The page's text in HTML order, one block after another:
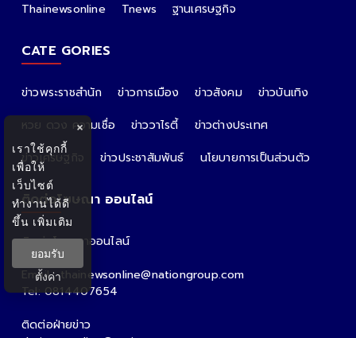
Thainewsonline
Tnews ฐานเศรษฐกิจ
CATE GORIES
ข่าวพระราชสำนัก ข่าวการเมือง ข่าวสังคม
ข่าวบันเทิง
หวย ดวง ความเชื่อ
ข่าววาไรตี้
ข่าวต่างประเทศ
ข่าวเศรษฐกิจ
ข่าวประชาสัมพันธ์ นโยบายการเป็นส่วนตัว
ติดต่อโฆษณา ออนไลน์
ติดต่อโฆษณาออนไลน์
คุณอ้อ
Email : thainewsonline@nationgroup.com
Tel: 0814407654
ติดต่อฝ่ายข่าว
×
เราใช้คุกกี้
เพื่อให้
เว็บไซต์
ทำงานได้ดี
ขึ้น เพิ่มเติม
ยอมรับ
ตั้งค่า